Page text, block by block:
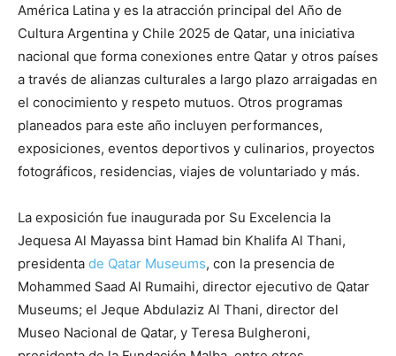
América Latina y es la atracción principal del Año de
Cultura Argentina y Chile 2025 de Qatar, una iniciativa
nacional que forma conexiones entre Qatar y otros países
a través de alianzas culturales a largo plazo arraigadas en
el conocimiento y respeto mutuos. Otros programas
planeados para este año incluyen performances,
exposiciones, eventos deportivos y culinarios, proyectos
fotográficos, residencias, viajes de voluntariado y más.
La exposición fue inaugurada por Su Excelencia la
Jequesa Al Mayassa bint Hamad bin Khalifa Al Thani,
presidenta de Qatar Museums, con la presencia de
Mohammed Saad Al Rumaihi, director ejecutivo de Qatar
Museums; el Jeque Abdulaziz Al Thani, director del
Museo Nacional de Qatar, y Teresa Bulgheroni,